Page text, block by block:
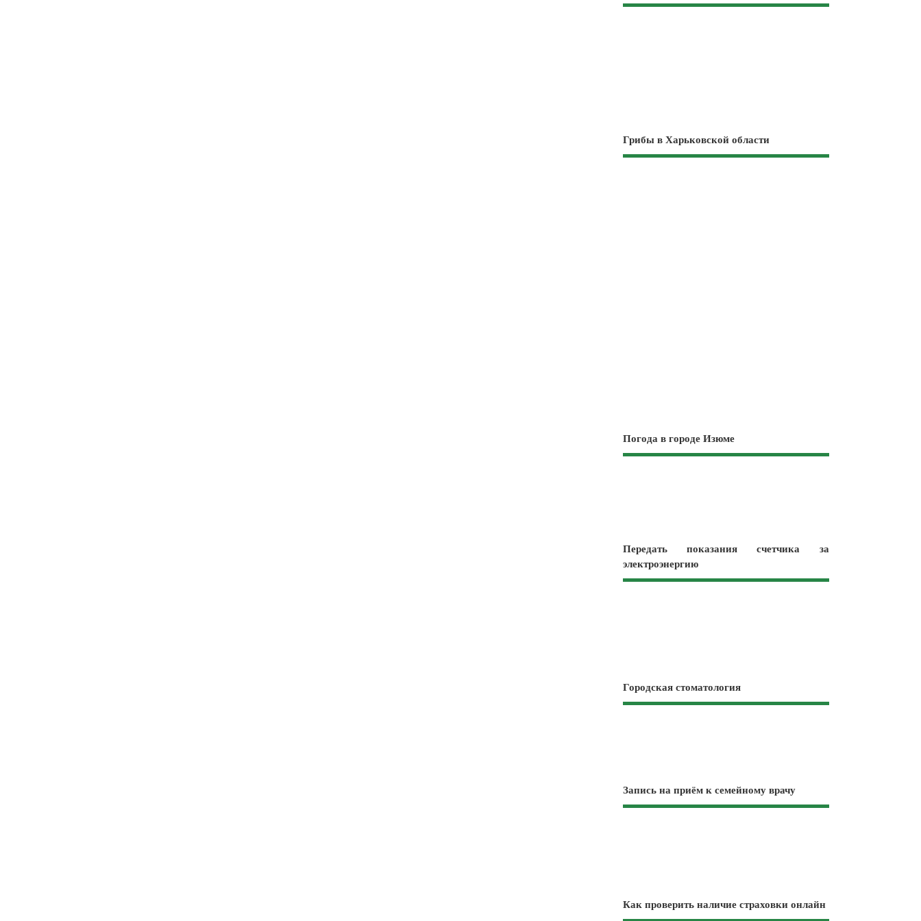
Грибы в Харьковской области
Погода в городе Изюме
Передать показания счетчика за
электроэнергию
Городская стоматология
Запись на приём к семейному врачу
Как проверить наличие страховки онлайн